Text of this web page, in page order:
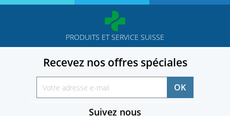
PRODUITS ET SERVICE SUISSE
Recevez nos offres spéciales
Suivez nous